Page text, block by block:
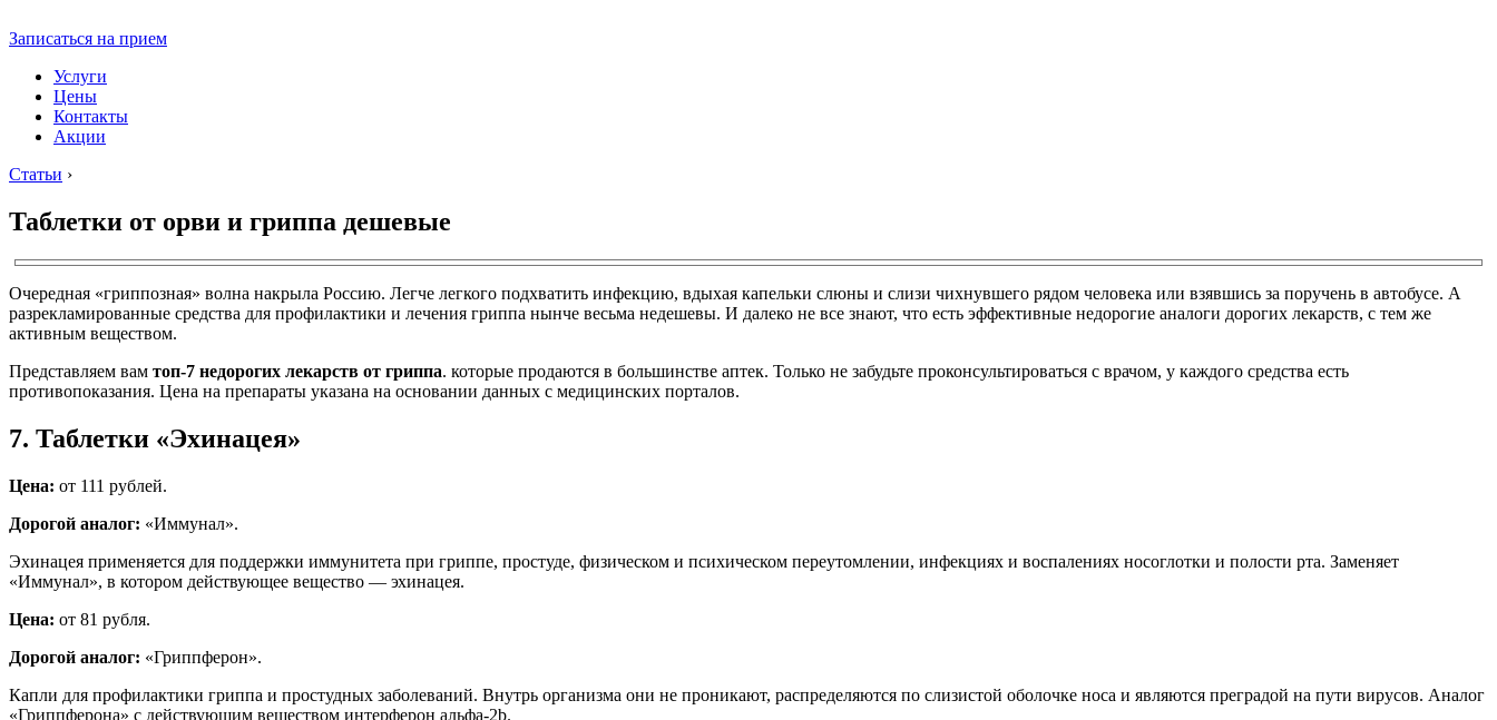
Записаться на прием
Услуги
Цены
Контакты
Акции
Статьи ›
Таблетки от орви и гриппа дешевые
Очередная «гриппозная» волна накрыла Россию. Легче легкого подхватить инфекцию, вдыхая капельки слюны и слизи чихнувшего рядом человека или взявшись за поручень в автобусе. А
разрекламированные средства для профилактики и лечения гриппа нынче весьма недешевы. И далеко не все знают, что есть эффективные недорогие аналоги дорогих лекарств, с тем же
активным веществом.
Представляем вам топ-7 недорогих лекарств от гриппа. которые продаются в большинстве аптек. Только не забудьте проконсультироваться с врачом, у каждого средства есть
противопоказания. Цена на препараты указана на основании данных с медицинских порталов.
7. Таблетки «Эхинацея»
Цена: от 111 рублей.
Дорогой аналог: «Иммунал».
Эхинацея применяется для поддержки иммунитета при гриппе, простуде, физическом и психическом переутомлении, инфекциях и воспалениях носоглотки и полости рта. Заменяет
«Иммунал», в котором действующее вещество — эхинацея.
Цена: от 81 рубля.
Дорогой аналог: «Гриппферон».
Капли для профилактики гриппа и простудных заболеваний. Внутрь организма они не проникают, распределяются по слизистой оболочке носа и являются преградой на пути вирусов. Аналог
«Гриппферона» с действующим веществом интерферон альфа-2b.